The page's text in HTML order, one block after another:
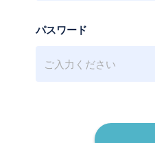
パスワード